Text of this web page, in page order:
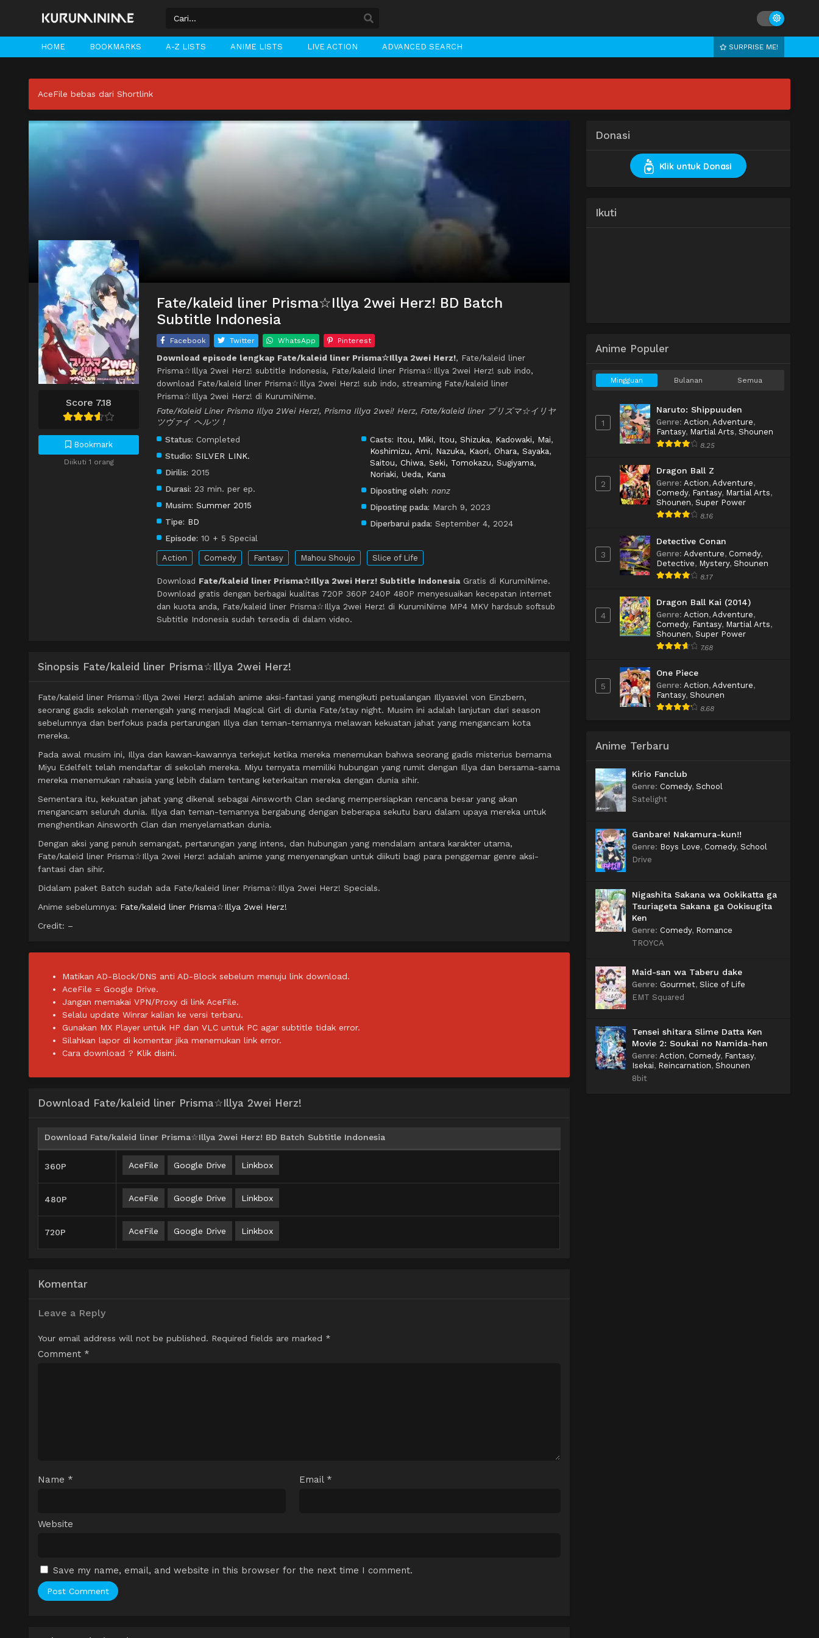
HOME BOOKMARKS A-Z LISTS ANIME LISTS LIVE ACTION ADVANCED SEARCH SURPRISE ME!
AceFile bebas dari Shortlink
Score 7.18
Bookmark
Diikuti 1 orang
Fate/kaleid liner Prisma☆Illya 2wei Herz! BD Batch
Subtitle Indonesia
Facebook Twitter WhatsApp Pinterest
Download episode lengkap Fate/kaleid liner Prisma☆Illya 2wei Herz!, Fate/kaleid liner
Prisma☆Illya 2wei Herz! subtitle Indonesia, Fate/kaleid liner Prisma☆Illya 2wei Herz! sub indo,
download Fate/kaleid liner Prisma☆Illya 2wei Herz! sub indo, streaming Fate/kaleid liner
Prisma☆Illya 2wei Herz! di KurumiNime.
Fate/Kaleid Liner Prisma Illya 2Wei Herz!, Prisma Illya 2wei! Herz, Fate/kaleid liner プリズマ☆イリヤ
ツヴァイ ヘルツ！
Status: Completed
Studio: SILVER LINK.
Dirilis: 2015
Durasi: 23 min. per ep.
Musim: Summer 2015
Tipe: BD
Episode: 10 + 5 Special
Casts: Itou, Miki, Itou, Shizuka, Kadowaki, Mai,
Koshimizu, Ami, Nazuka, Kaori, Ohara, Sayaka,
Saitou, Chiwa, Seki, Tomokazu, Sugiyama,
Noriaki, Ueda, Kana
Diposting oleh: nanz
Diposting pada: March 9, 2023
Diperbarui pada: September 4, 2024
Action Comedy Fantasy Mahou Shoujo Slice of Life
Download Fate/kaleid liner Prisma☆Illya 2wei Herz! Subtitle Indonesia Gratis di KurumiNime.
Download gratis dengan berbagai kualitas 720P 360P 240P 480P menyesuaikan kecepatan internet
dan kuota anda, Fate/kaleid liner Prisma☆Illya 2wei Herz! di KurumiNime MP4 MKV hardsub softsub
Subtitle Indonesia sudah tersedia di dalam video.
Sinopsis Fate/kaleid liner Prisma☆Illya 2wei Herz!
Fate/kaleid liner Prisma☆Illya 2wei Herz! adalah anime aksi-fantasi yang mengikuti petualangan Illyasviel von Einzbern,
seorang gadis sekolah menengah yang menjadi Magical Girl di dunia Fate/stay night. Musim ini adalah lanjutan dari season
sebelumnya dan berfokus pada pertarungan Illya dan teman-temannya melawan kekuatan jahat yang mengancam kota
mereka.
Pada awal musim ini, Illya dan kawan-kawannya terkejut ketika mereka menemukan bahwa seorang gadis misterius bernama
Miyu Edelfelt telah mendaftar di sekolah mereka. Miyu ternyata memiliki hubungan yang rumit dengan Illya dan bersama-sama
mereka menemukan rahasia yang lebih dalam tentang keterkaitan mereka dengan dunia sihir.
Sementara itu, kekuatan jahat yang dikenal sebagai Ainsworth Clan sedang mempersiapkan rencana besar yang akan
mengancam seluruh dunia. Illya dan teman-temannya bergabung dengan beberapa sekutu baru dalam upaya mereka untuk
menghentikan Ainsworth Clan dan menyelamatkan dunia.
Dengan aksi yang penuh semangat, pertarungan yang intens, dan hubungan yang mendalam antara karakter utama,
Fate/kaleid liner Prisma☆Illya 2wei Herz! adalah anime yang menyenangkan untuk diikuti bagi para penggemar genre aksi-
fantasi dan sihir.
Didalam paket Batch sudah ada Fate/kaleid liner Prisma☆Illya 2wei Herz! Specials.
Anime sebelumnya: Fate/kaleid liner Prisma☆Illya 2wei Herz!
Credit: –
Matikan AD-Block/DNS anti AD-Block sebelum menuju link download.
AceFile = Google Drive.
Jangan memakai VPN/Proxy di link AceFile.
Selalu update Winrar kalian ke versi terbaru.
Gunakan MX Player untuk HP dan VLC untuk PC agar subtitle tidak error.
Silahkan lapor di komentar jika menemukan link error.
Cara download ? Klik disini.
Download Fate/kaleid liner Prisma☆Illya 2wei Herz!
Download Fate/kaleid liner Prisma☆Illya 2wei Herz! BD Batch Subtitle Indonesia
360P AceFile Google Drive Linkbox
480P AceFile Google Drive Linkbox
720P AceFile Google Drive Linkbox
Komentar
Leave a Reply
Your email address will not be published. Required fields are marked *
Comment *
Name * Email *
Website
Save my name, email, and website in this browser for the next time I comment.
Donasi
Klik untuk Donasi
Ikuti
Anime Populer
Mingguan Bulanan Semua
1
Naruto: Shippuuden
Genre: Action, Adventure,
Fantasy, Martial Arts, Shounen
8.25
2
Dragon Ball Z
Genre: Action, Adventure,
Comedy, Fantasy, Martial Arts,
Shounen, Super Power
8.16
3
Detective Conan
Genre: Adventure, Comedy,
Detective, Mystery, Shounen
8.17
4
Dragon Ball Kai (2014)
Genre: Action, Adventure,
Comedy, Fantasy, Martial Arts,
Shounen, Super Power
7.68
5
One Piece
Genre: Action, Adventure,
Fantasy, Shounen
8.68
Anime Terbaru
Kirio Fanclub
Genre: Comedy, School
Satelight
Ganbare! Nakamura-kun!!
Genre: Boys Love, Comedy, School
Drive
Nigashita Sakana wa Ookikatta ga
Tsuriageta Sakana ga Ookisugita
Ken
Genre: Comedy, Romance
TROYCA
Maid-san wa Taberu dake
Genre: Gourmet, Slice of Life
EMT Squared
Tensei shitara Slime Datta Ken
Movie 2: Soukai no Namida-hen
Genre: Action, Comedy, Fantasy,
Isekai, Reincarnation, Shounen
8bit